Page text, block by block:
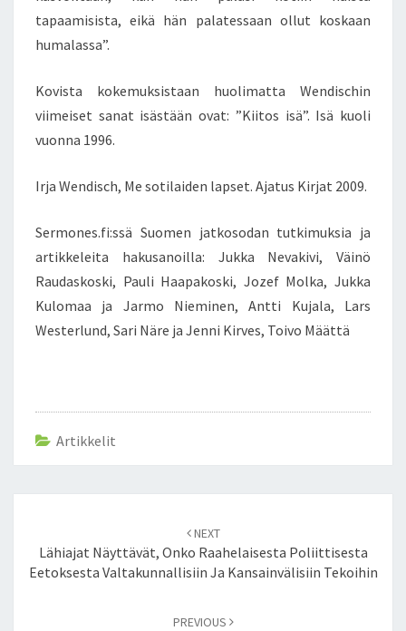
tapaamisista, eikä hän palatessaan ollut koskaan
humalassa”.
Kovista kokemuksistaan huolimatta Wendischin
viimeiset sanat isästään ovat: ”Kiitos isä”. Isä kuoli
vuonna 1996.
Irja Wendisch, Me sotilaiden lapset. Ajatus Kirjat 2009.
Sermones.fi:ssä Suomen jatkosodan tutkimuksia ja
artikkeleita hakusanoilla: Jukka Nevakivi, Väinö
Raudaskoski, Pauli Haapakoski, Jozef Molka, Jukka
Kulomaa ja Jarmo Nieminen, Antti Kujala, Lars
Westerlund, Sari Näre ja Jenni Kirves, Toivo Määttä
Artikkelit
navigation
NEXT
Lähiajat Näyttävät, Onko Raahelaisesta Poliittisesta
Eetoksesta Valtakunnallisiin Ja Kansainvälisiin Tekoihin
PREVIOUS